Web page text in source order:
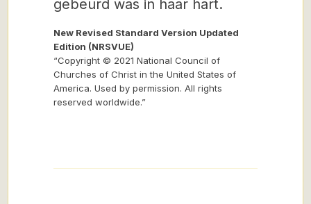
gebeurd was in haar hart.
New Revised Standard Version Updated
Edition (NRSVUE)
“Copyright © 2021 National Council of
Churches of Christ in the United States of
America. Used by permission. All rights
reserved worldwide.”